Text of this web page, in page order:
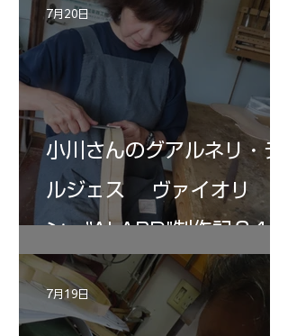
小川さんのグアルネリ・デ
ルジェス ヴァイオリ
ン ”ALARD"制作記３4
7月20日
7月19日